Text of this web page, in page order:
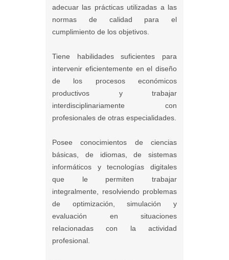
adecuar las prácticas utilizadas a las
normas de calidad para el
cumplimiento de los objetivos.
Tiene habilidades suficientes para
intervenir eficientemente en el diseño
de los procesos económicos
productivos y trabajar
interdisciplinariamente con
profesionales de otras especialidades.
Posee conocimientos de ciencias
básicas, de idiomas, de sistemas
informáticos y tecnologías digitales
que le permiten trabajar
integralmente, resolviendo problemas
de optimización, simulación y
evaluación en situaciones
relacionadas con la actividad
profesional.